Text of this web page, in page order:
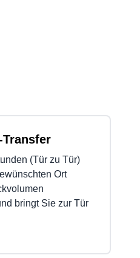
Transfer
(Tür zu Tür)
Ort
bringt Sie zur Tür